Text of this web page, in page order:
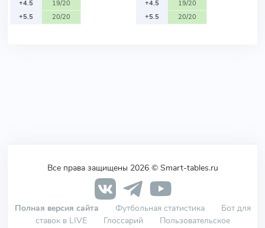
+4.5
19/20
+5.5
20/20
+4.5
19/20
+5.5
20/20
Все права защищены 2026 © Smart-tables.ru
Полная версия сайта Футбольная статистика
Бот для
ставок в LIVE
Глоссарий
Пользовательское